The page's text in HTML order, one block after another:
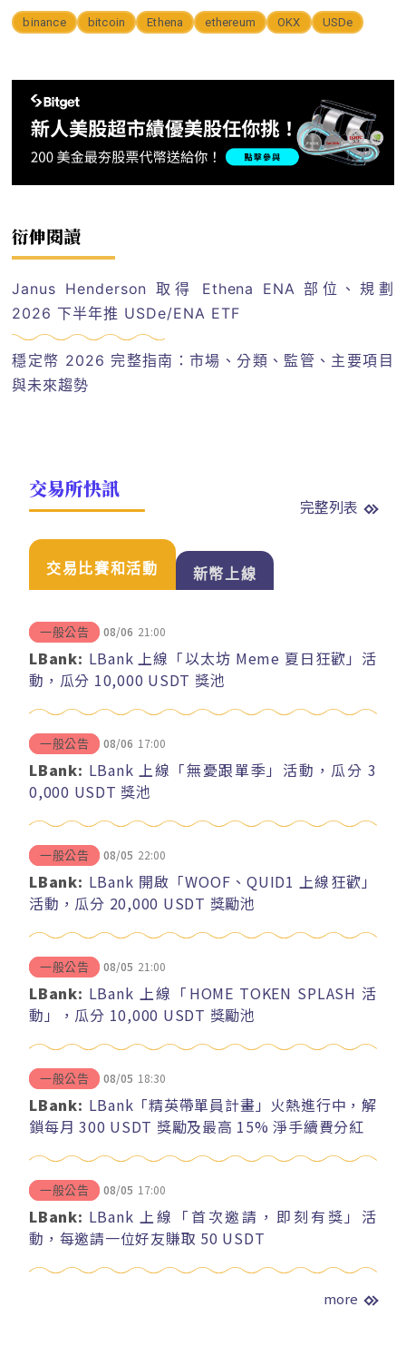
binance bitcoin Ethena ethereum OKX USDe
衍伸閱讀
Janus Henderson 取得 Ethena ENA 部位、規劃
2026 下半年推 USDe/ENA ETF
穩定幣 2026 完整指南：市場、分類、監管、主要項目
與未來趨勢
交易所快訊
完整列表
交易比賽和活動 新幣上線
一般公告 08/06 21:00
LBank: LBank 上線「以太坊 Meme 夏日狂歡」活
動，瓜分 10,000 USDT 獎池
一般公告 08/06 17:00
LBank: LBank 上線「無憂跟單季」活動，瓜分 3
0,000 USDT 獎池
一般公告 08/05 22:00
LBank: LBank 開啟「WOOF、QUID1 上線狂歡」
活動，瓜分 20,000 USDT 獎勵池
一般公告 08/05 21:00
LBank: LBank 上線「HOME TOKEN SPLASH 活
動」，瓜分 10,000 USDT 獎勵池
一般公告 08/05 18:30
LBank: LBank「精英帶單員計畫」火熱進行中，解
鎖每月 300 USDT 獎勵及最高 15% 淨手續費分紅
一般公告 08/05 17:00
LBank: LBank 上線「首次邀請，即刻有獎」活
動，每邀請一位好友賺取 50 USDT
more